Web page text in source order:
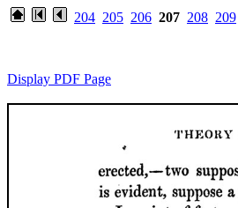
204 205 206 207 208 209
Display PDF Page